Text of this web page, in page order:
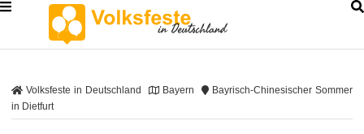
Volksfeste in Deutschland Bayern
Bayrisch-Chinesischer Sommer
in Dietfurt